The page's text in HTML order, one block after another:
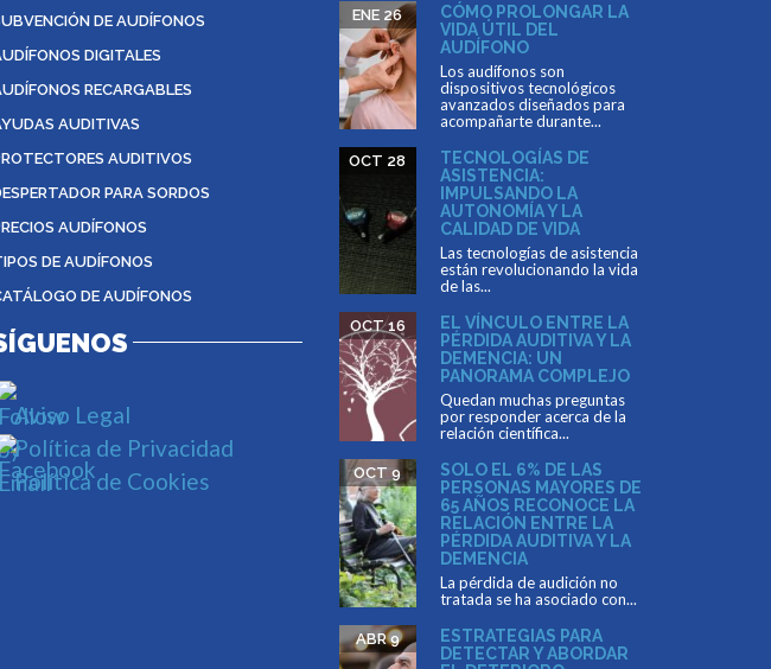
DE AUDÍFONOS
DIGITALES
RECARGABLES
AUDITIVAS
AUDITIVOS
PARA SORDOS
AUDÍFONOS
DE AUDÍFONOS
DE AUDÍFONOS
Aviso Legal
Política de Privacidad
Política de Cookies
CÓMO PROLONGAR LA
VIDA ÚTIL DEL
AUDÍFONO
ENE 26
Los audífonos son
dispositivos tecnológicos
avanzados diseñados para
acompañarte durante...
TECNOLOGÍAS DE
ASISTENCIA:
IMPULSANDO LA
AUTONOMÍA Y LA
CALIDAD DE VIDA
OCT 28
Las tecnologías de asistencia
están revolucionando la vida
de las...
EL VÍNCULO ENTRE LA
PÉRDIDA AUDITIVA Y LA
DEMENCIA: UN
PANORAMA COMPLEJO
OCT 16
Quedan muchas preguntas
por responder acerca de la
relación científica...
SOLO EL 6% DE LAS
PERSONAS MAYORES DE
65 AÑOS RECONOCE LA
RELACIÓN ENTRE LA
PÉRDIDA AUDITIVA Y LA
DEMENCIA
OCT 9
La pérdida de audición no
tratada se ha asociado con...
ESTRATEGIAS PARA
DETECTAR Y ABORDAR
ABR 9